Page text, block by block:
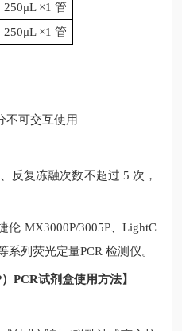
250μL ×1 管
250μL ×1 管
不可交互使用
反复冻融次数不超过 5 次，
伦 MX3000P/3005P、LightC
系列荧光定量PCR 检测仪。
PCR试剂盒使用方法】